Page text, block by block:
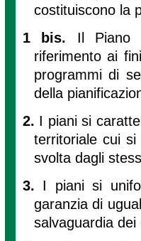
costituiscono la
1 bis. Il Piano
riferimento ai
programmi di
della
2. I piani si
territoriale cui
svolta dagli
3. I piani si
garanzia di
salvaguardia